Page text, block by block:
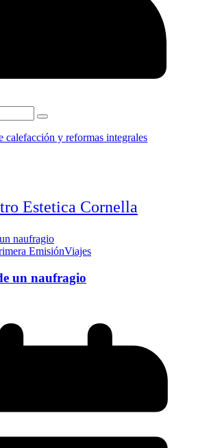
calefacción y reformas integrales
Estetica Cornella
EmisiónViajes
un naufragio